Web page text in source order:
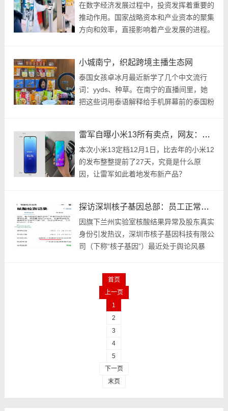
在数字经济发展过程中，投资发挥着重要的
推动作用。国家战略资本和产业资本的聚集
方向和效率，直接影响着产业发展的进程。
小城南宁，织起跨境主播生态网
泰国女孩卓冰月最近新学了几个中文流行
词：yyds、种草。在南宁的直播间里，她
把这些词用泰语解释给手机屏幕前的泰国粉
雷军自曝小米13所有卖点，网友：发布会还开吗？
本次小米13定档12月1日，比去年的小米12
的发布整整提前了27天，究竟是什么原
因，让雷军如此着地发布新产品？
探访深圳核子基因总部：员工正常上班，实验室检测两班倒
因旗下兰州实验室核酸结果异常及股东真实
身份引发热议，深圳市核子基因科技有限公
司（下称“核子基因”）最近处于舆论风暴
首页
上一页
1
2
3
4
5
下一页
末页